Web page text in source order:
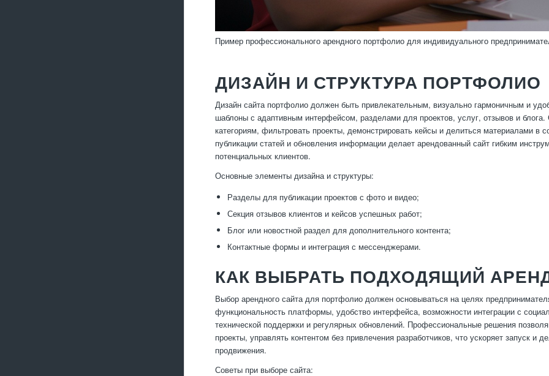
Пример профессионального арендного портфолио для индивидуального
ДИЗАЙН И СТРУКТУРА ПОРТФОЛИО
Дизайн сайта портфолио должен быть привлекательным, визуально гармоничным и
шаблоны с адаптивным интерфейсом, разделами для проектов, услуг, отзывов и
категориям, фильтровать проекты, демонстрировать кейсы и делиться материалами в
публикации статей и обновления информации делает арендованный сайт гибким
потенциальных клиентов.
Основные элементы дизайна и структуры:
Разделы для публикации проектов с фото и видео;
Секция отзывов клиентов и кейсов успешных работ;
Блог или новостной раздел для дополнительного контента;
Контактные формы и интеграция с мессенджерами.
КАК ВЫБРАТЬ ПОДХОДЯЩИЙ
Выбор арендного сайта для портфолио должен основываться на целях
функциональность платформы, удобство интерфейса, возможности интеграции с
технической поддержки и регулярных обновлений. Профессиональные решения
проекты, управлять контентом без привлечения разработчиков, что ускоряет запуск
продвижения.
Советы при выборе сайта: